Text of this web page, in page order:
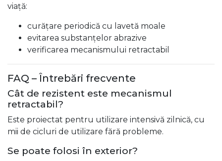
viață:
curățare periodică cu lavetă moale
evitarea substanțelor abrazive
verificarea mecanismului retractabil
FAQ – Întrebări frecvente
Cât de rezistent este mecanismul
retractabil?
Este proiectat pentru utilizare intensivă zilnică, cu
mii de cicluri de utilizare fără probleme.
Se poate folosi în exterior?